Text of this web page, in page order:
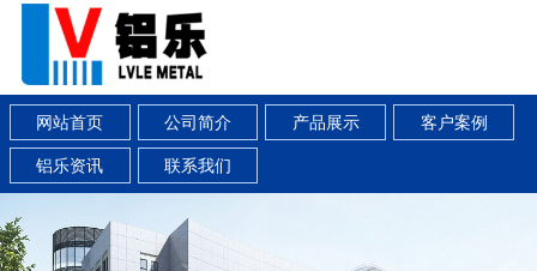
网站首页 公司简介 产品展示 客户案例
铝乐资讯 联系我们